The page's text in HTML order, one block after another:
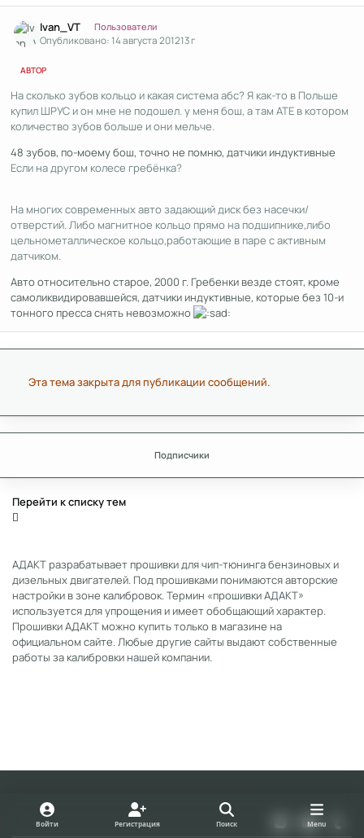
Ivan_VT Пользователи
Опубликовано:14 августа 201213 г
АВТОР
На сколько зубов кольцо и какая система абс? Я как-то в Польше
купил ШРУС и он мне не подошел. у меня бош, а там АТЕ в котором
количество зубов больше и они мельче.
48 зубов, по-моему бош, точно не помню, датчики индуктивные
Если на другом колесе гребёнка?
На многих современных авто задающий диск без насечки/
отверстий. Либо магнитное кольцо прямо на подшипнике,либо
цельнометаллическое кольцо,работающие в паре с активным
датчиком.
Авто относительно старое, 2000 г. Гребенки везде стоят, кроме
самоликвидировавшейся, датчики индуктивные, которые без 10-и
тонного пресса снять невозможно
Эта тема закрыта для публикации сообщений.
Подписчики
Перейти к списку тем
АДАКТ разрабатывает прошивки для чип-тюнинга бензиновых и
дизельных двигателей. Под прошивками понимаются авторские
настройки в зоне калибровок. Термин «прошивки АДАКТ»
используется для упрощения и имеет обобщающий характер.
Прошивки АДАКТ можно купить только в магазине на
официальном сайте. Любые другие сайты выдают собственные
работы за калибровки нашей компании.
Light ModeDark ModeSystem Preference
t
Войти Регистрация Поиск Menu